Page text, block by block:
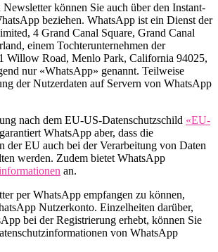
Newsletter können Sie auch über den Instant-
beziehen. WhatsApp ist ein Dienst der
4 Grand Canal Square, Grand Canal
einem Tochterunternehmen der
Willow Road, Menlo Park, California 94025,
nur «WhatsApp» genannt. Teilweise
der Nutzerdaten auf Servern von WhatsApp
nach dem EU-US-Datenschutzschild «EU-
garantiert WhatsApp aber, dass die
der EU auch bei der Verarbeitung von Daten
werden. Zudem bietet WhatsApp
an.
per WhatsApp empfangen zu können,
Nutzerkonto. Einzelheiten darüber,
bei der Registrierung erhebt, können Sie
von WhatsApp